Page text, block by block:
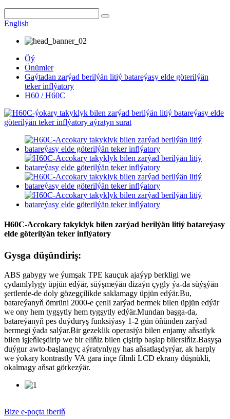
English
Öý
Önümler
Gaýtadan zarýad berilýän litiý batareýasy elde göterilýän
teker inflýatory
H60 / H60C
H60C-Accokary takyklyk bilen zarýad berilýän litiý batareýasy
elde göterilýän teker inflýatory
Gysga düşündiriş:
ABS gabygy we ýumşak TPE kauçuk ajaýyp berkligi we
çydamlylygy üpjün edýär, süýşmeýän dizaýn çygly ýa-da süýşýän
şertlerde-de doly gözegçilikde saklamagy üpjün edýär.Bu,
batareýanyň ömrüni 2000-e çenli zarýad bermek bilen üpjün edýär
we ony hem tygşytly hem tygşytly edýär.Mundan başga-da,
batareýanyň pes duýduryş funksiýasy 1-2 gün öňünden zarýad
bermegi ýada salýar.Bir gezeklik operasiýa bilen enjamy aňsatlyk
bilen işjeňleşdirip we bir eliňiz bilen çişirip başlap bilersiňiz.Basyşa
duýgur awto-başlangyç aýratynlygy has aňsatlaşdyrýar, ak harply
we ýokary kontrastly VA gara inçe filmli LCD ekrany düşnükli,
okalmagy aňsat görkezýär.
Bize e-poçta iberiň